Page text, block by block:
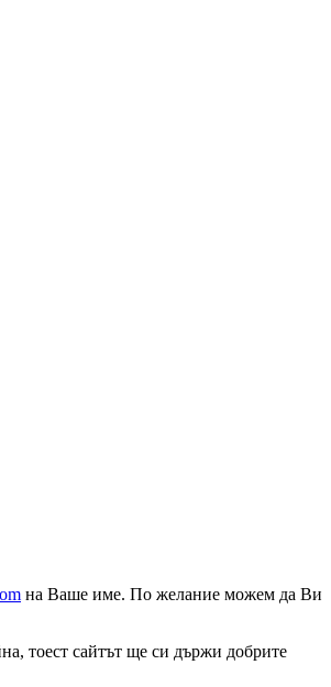
на Ваше име. По желание можем да Ви
тоест сайтът ще си държи добрите